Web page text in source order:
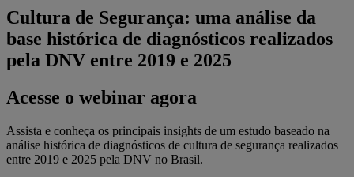
Cultura de Segurança: uma análise da
base histórica de diagnósticos realizados
pela DNV entre 2019 e 2025
Acesse o webinar agora
Assista e conheça os principais insights de um estudo baseado na
análise histórica de diagnósticos de cultura de segurança realizados
entre 2019 e 2025 pela DNV no Brasil.